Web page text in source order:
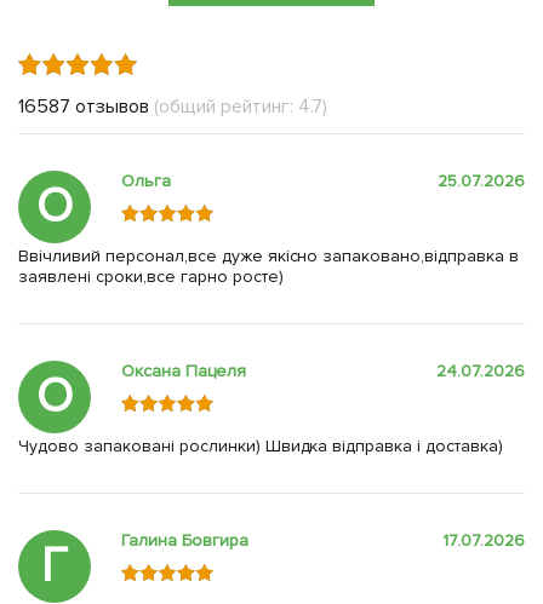
16587 отзывов (общий рейтинг: 4.7)
О Ольга 25.07.2026
Ввічливий персонал,все дуже якісно запаковано,відправка в
заявлені сроки,все гарно росте)
О Оксана Пацеля 24.07.2026
Чудово запаковані рослинки) Швидка відправка і доставка)
Г Галина Бовгира 17.07.2026